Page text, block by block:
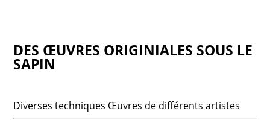
DES ŒUVRES ORIGINIALES SOUS LE
SAPIN
Diverses techniques Œuvres de différents artistes